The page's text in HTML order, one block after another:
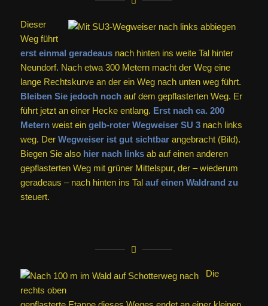
Dieser
Weg führt
erst einmal geradeausnach hinten ins weite Tal hinter
Neundorf. Nach etwa 300 Metern macht der Weg eine
lange Rechtskurve an der ein Weg nach unten weg führt.
Bleiben Sie jedoch nochauf dem gepflasterten Weg. Er
führt jetzt an einer Hecke entlang. Erst nach ca. 200
Meternweist ein gelb-roter Wegweiser SU 3nach links
weg. Der Wegweiser ist gut sichtbarangebracht (Bild).
Biegen Sie also hier nach linksab auf einen anderen
gepflasterten Weg mit grüner Mittelspur, der – wiederum
geradeaus – nach hinten ins Tal auf einen Waldrand zu
steuert.
Die